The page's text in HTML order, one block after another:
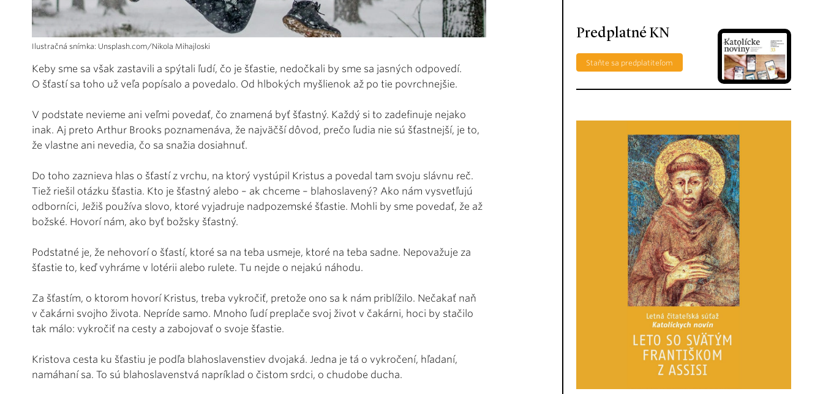
Ilustračná snímka: Unsplash.com/Nikola Mihajloski
Keby sme sa však zastavili a spýtali ľudí, čo je šťastie, nedočkali by sme sa jasných odpovedí.
O šťastí sa toho už veľa popísalo a povedalo. Od hlbokých myšlienok až po tie povrchnejšie.
V podstate nevieme ani veľmi povedať, čo znamená byť šťastný. Každý si to zadefinuje nejako
inak. Aj preto Arthur Brooks poznamenáva, že najväčší dôvod, prečo ľudia nie sú šťastnejší, je to,
že vlastne ani nevedia, čo sa snažia dosiahnuť.
Do toho zaznieva hlas o šťastí z vrchu, na ktorý vystúpil Kristus a povedal tam svoju slávnu reč.
Tiež riešil otázku šťastia. Kto je šťastný alebo – ak chceme – blahoslavený? Ako nám vysvetľujú
odborníci, Ježiš používa slovo, ktoré vyjadruje nadpozemské šťastie. Mohli by sme povedať, že až
božské. Hovorí nám, ako byť božsky šťastný.
Podstatné je, že nehovorí o šťastí, ktoré sa na teba usmeje, ktoré na teba sadne. Nepovažuje za
šťastie to, keď vyhráme v lotérii alebo rulete. Tu nejde o nejakú náhodu.
Za šťastím, o ktorom hovorí Kristus, treba vykročiť, pretože ono sa k nám priblížilo. Nečakať naň
v čakárni svojho života. Nepríde samo. Mnoho ľudí preplače svoj život v čakárni, hoci by stačilo
tak málo: vykročiť na cesty a zabojovať o svoje šťastie.
Kristova cesta ku šťastiu je podľa blahoslavenstiev dvojaká. Jedna je tá o vykročení, hľadaní,
namáhaní sa. To sú blahoslavenstvá napríklad o čistom srdci, o chudobe ducha.
Predplatné KN
Staňte sa predplatiteľom